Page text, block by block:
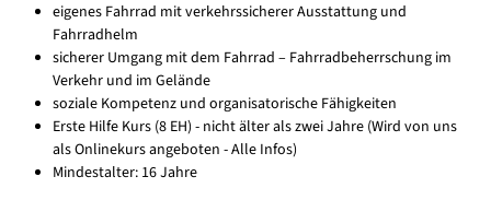
eigenes Fahrrad mit verkehrssicherer Ausstattung und
Fahrradhelm
sicherer Umgang mit dem Fahrrad – Fahrradbeherrschung im
Verkehr und im Gelände
soziale Kompetenz und organisatorische Fähigkeiten
Erste Hilfe Kurs (8 EH) - nicht älter als zwei Jahre (Wird von uns
als Onlinekurs angeboten - Alle Infos)
Mindestalter: 16 Jahre